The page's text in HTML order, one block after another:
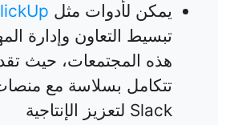
يمكن لأدوات مثل
تبسيط التعاون وإدارة
هذه المجتمعات، حيث
تتكامل بسلاسة مع
Slack لتعزيز الإنتاجية